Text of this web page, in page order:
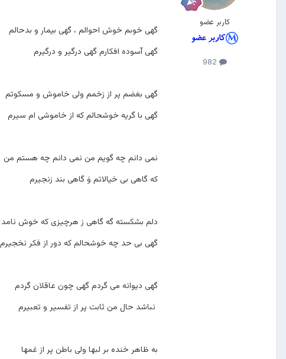
کاربر عضو
گهی خوبم خوش احوالم ، گهی بیمار و بدحالم
گهی آسوده افکارم گهی درگیر و درگیرم
گهی بغضم پر از زخمم ولی خاموش و مسکوتم
گهی با گریه خوشحالم که از خاموشی ام سیرم
نمی دانم چه گویم من نمی دانم چه هستم من
که گاهی بی خیالاتم وَ گاهی بند زنجیرم
دلم بشکسته گه گاهی ز هرچیزی که خوش نامد
گهی بی حد چه خوشحالم که دور از فکر نخجیرم
گهی دیوانه می گردم گهی چون عاقلان گردم
نباشد حال من ثابت پر از تفسیر و تعبیرم
به ظاهر خنده بر لبها ولی باطن پر از غمها